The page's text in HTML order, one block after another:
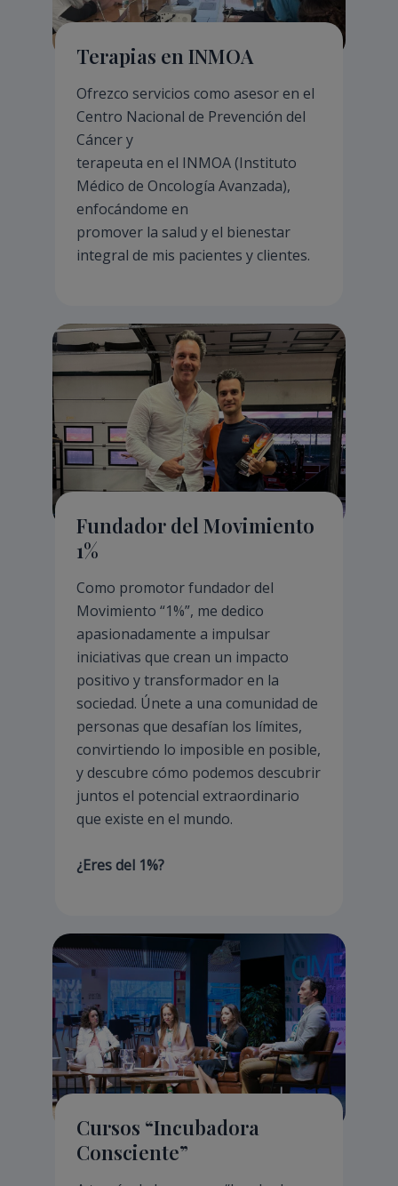
Terapias en INMOA
Ofrezco servicios como asesor en el
Centro Nacional de Prevención del
Cáncer y
terapeuta en el INMOA (Instituto
Médico de Oncología Avanzada),
enfocándome en
promover la salud y el bienestar
integral de mis pacientes y clientes.
Fundador del Movimiento
1%
Como promotor fundador del
Movimiento “1%”, me dedico
apasionadamente a impulsar
iniciativas que crean un impacto
positivo y transformador en la
sociedad. Únete a una comunidad de
personas que desafían los límites,
convirtiendo lo imposible en posible,
y descubre cómo podemos descubrir
juntos el potencial extraordinario
que existe en el mundo.
¿Eres del 1%?
Cursos “Incubadora
Consciente”